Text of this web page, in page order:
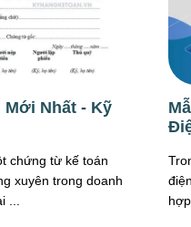
Mới Nhất - Kỹ
chứng từ kế toán
xuyên trong doanh